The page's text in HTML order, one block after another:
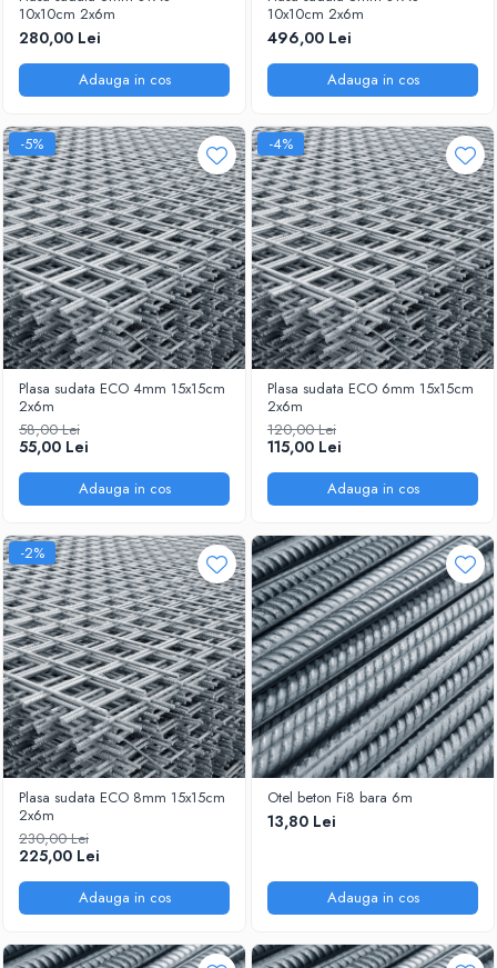
Adezivi placări
Împrejmuire
Panouri bordurate
Plasă gard
Stâlpi și cleme
Sisteme cofraje
Vopsele spray
Sisteme de nivelare
Scule zidar
Canciocuri și mistrii
Driști și gletiere
Șpacluri și mixere
Scule zugrăvit
Trafaleți
Pensule
10x10cm 2x6m
280,00 Lei
Adauga in cos
10x10cm 2x6m
496,00 Lei
Adauga in cos
-5%
Plasa sudata ECO 4mm 15x15cm
2x6m
58,00 Lei
55,00 Lei
Adauga in cos
-4%
Plasa sudata ECO 6mm 15x15cm
2x6m
120,00 Lei
115,00 Lei
Adauga in cos
-2%
Plasa sudata ECO 8mm 15x15cm
2x6m
230,00 Lei
225,00 Lei
Adauga in cos
Otel beton Fi8 bara 6m
13,80 Lei
Adauga in cos